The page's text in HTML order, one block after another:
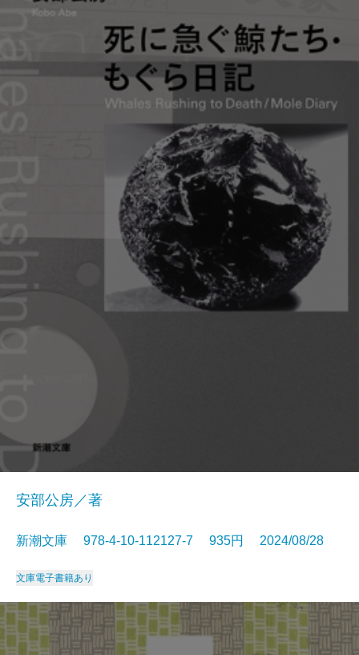
安部公房／著
新潮文庫 978-4-10-112127-7 935円 2024/08/28
文庫電子書籍あり